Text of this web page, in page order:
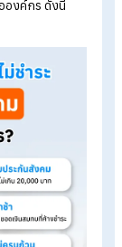
งไง?
ระกันสังคม เสี่ยงต่อ
นสังคม เสี่ยงกฎหมาย!